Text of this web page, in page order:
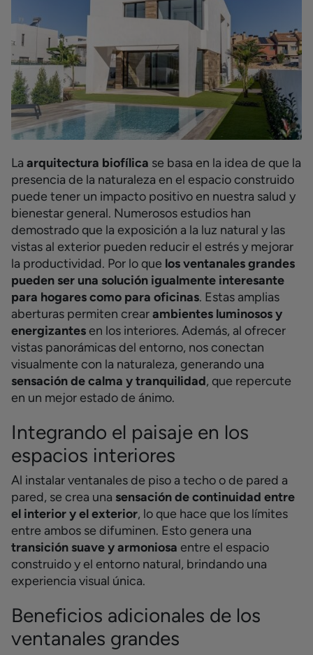
La arquitectura biofílica se basa en la idea de que la
presencia de la naturaleza en el espacio construido
puede tener un impacto positivo en nuestra salud y
bienestar general. Numerosos estudios han
demostrado que la exposición a la luz natural y las
vistas al exterior pueden reducir el estrés y mejorar
la productividad. Por lo que los ventanales grandes
pueden ser una solución igualmente interesante
para hogares como para oficinas. Estas amplias
aberturas permiten crearambientes luminosos y
energizantesen los interiores. Además, al ofrecer
vistas panorámicas del entorno, nos conectan
visualmente con la naturaleza, generando una
sensación de calma y tranquilidad, que repercute
en un mejor estado de ánimo.
Integrando el paisaje en los
espacios interiores
Al instalar ventanales de piso a techo o de pared a
pared, se crea una sensación de continuidad entre
el interior y el exterior, lo que hace que los límites
entre ambos se difuminen. Esto genera una
transición suave y armoniosa entre el espacio
construido y el entorno natural, brindando una
experiencia visual única.
Beneficios adicionales de los
ventanales grandes